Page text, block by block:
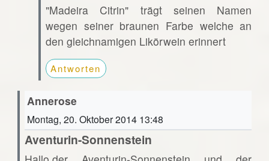
"Madeira Citrin" trägt seinen Namen
wegen seiner braunen Farbe welche an
den gleichnamigen Likörwein erinnert
Antworten
Annerose
Montag, 20. Oktober 2014 13:48
Aventurin-Sonnenstein